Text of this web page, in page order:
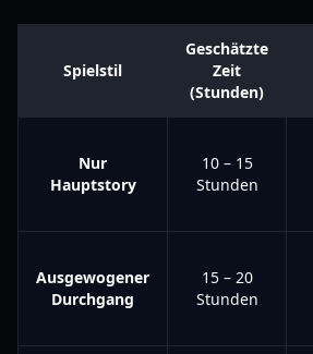
Spielstil
Geschätzte
Zeit
(Stunden)
Nur
Hauptstory
10 – 15
Stunden
Ausgewogener
Durchgang
15 – 20
Stunden